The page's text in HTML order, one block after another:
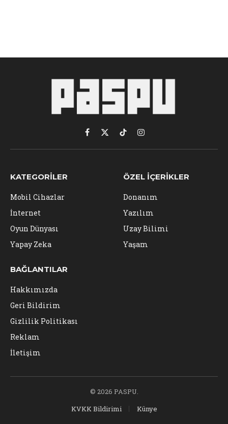
Facebook
X
(Twitter)
TikTokInstagram
KATEGORILER
Mobil Cihazlar
İnternet
Oyun Dünyası
Yapay Zeka
ÖZEL İÇERIKLER
Donanım
Yazılım
Uzay Bilimi
Yaşam
BAĞLANTILAR
Hakkımızda
Geri Bildirim
Gizlilik Politikası
Reklam
İletişim
© 2026 PASPU.
KVKK Bildirimi
Künye